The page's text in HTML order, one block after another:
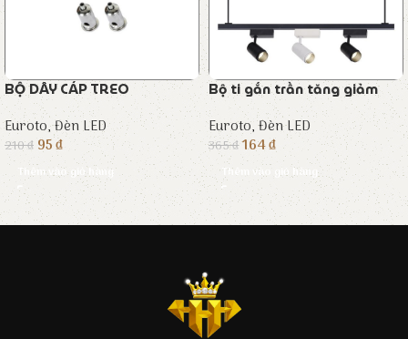
BỘ DÂY CÁP TREO
Euroto,Đèn LED
210₫ 95₫
Thêm vào giỏ hàng
Bộ ti gắn trần tăng giảm
Euroto,Đèn LED
365₫164₫
Thêm vào giỏ hàng